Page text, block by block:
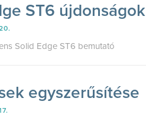
ST6 újdonságok
Solid Edge ST6 bemutató
egyszerűsítése